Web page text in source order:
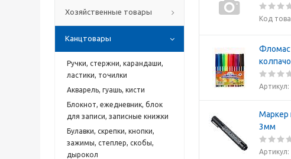
Хозяйственные товары
Канцтовары
Ручки, стержни, карандаши,
ластики, точилки
Акварель, гуашь, кисти
Блокнот, ежедневник, блок
для записи, записные книжки
Булавки, скрепки, кнопки,
зажимы, степлер, скобы,
дырокол
Код
Маркер
3мм
Артикул: